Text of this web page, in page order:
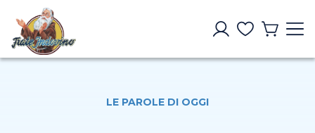
LE PAROLE DI OGGI